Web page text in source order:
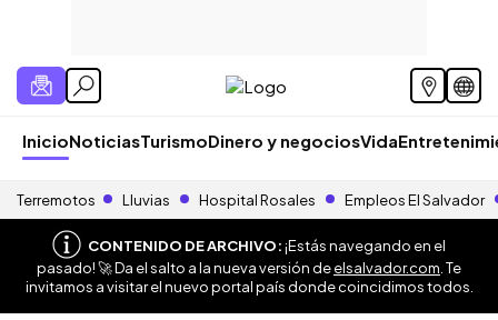
InicioNoticiasTurismoDinero y negociosVida
Terremotos Lluvias Hospital Rosales Empleos El Salvador
CONTENIDO DE ARCHIVO:¡Estás navegando en el
pasado! 🚀 Da el salto a la nueva versión deelsalvador.com . Te
invitamos a visitar el nuevo portal país donde coincidimos todos.